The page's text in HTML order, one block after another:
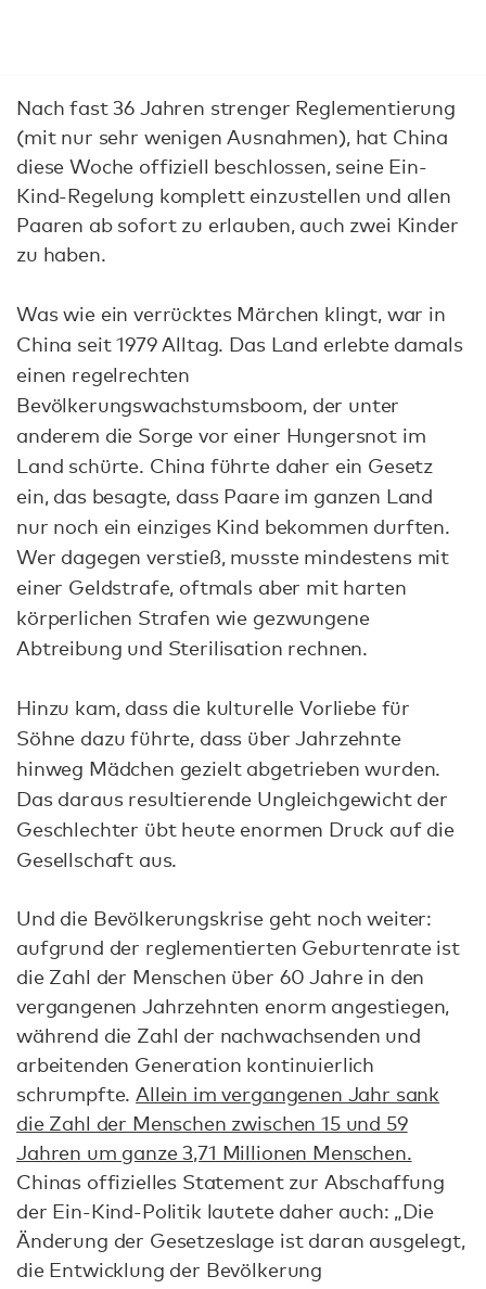
Nach fast 36 Jahren strenger Reglementierung
(mit nur sehr wenigen Ausnahmen), hat China
diese Woche offiziell beschlossen, seine Ein-
Kind-Regelung komplett einzustellen und allen
Paaren ab sofort zu erlauben, auch zwei Kinder
zu haben.
Was wie ein verrücktes Märchen klingt, war in
China seit 1979 Alltag. Das Land erlebte damals
einen regelrechten
Bevölkerungswachstumsboom, der unter
anderem die Sorge vor einer Hungersnot im
Land schürte. China führte daher ein Gesetz
ein, das besagte, dass Paare im ganzen Land
nur noch ein einziges Kind bekommen durften.
Wer dagegen verstieß, musste mindestens mit
einer Geldstrafe, oftmals aber mit harten
körperlichen Strafen wie gezwungene
Abtreibung und Sterilisation rechnen.
Hinzu kam, dass die kulturelle Vorliebe für
Söhne dazu führte, dass über Jahrzehnte
hinweg Mädchen gezielt abgetrieben wurden.
Das daraus resultierende Ungleichgewicht der
Geschlechter übt heute enormen Druck auf die
Gesellschaft aus.
Und die Bevölkerungskrise geht noch weiter:
aufgrund der reglementierten Geburtenrate ist
die Zahl der Menschen über 60 Jahre in den
vergangenen Jahrzehnten enorm angestiegen,
während die Zahl der nachwachsenden und
arbeitenden Generation kontinuierlich
schrumpfte. Allein im vergangenen Jahr sank
die Zahl der Menschen zwischen 15 und 59
Jahren um ganze 3,71 Millionen Menschen.
Chinas offizielles Statement zur Abschaffung
der Ein-Kind-Politik lautete daher auch: „Die
Änderung der Gesetzeslage ist daran ausgelegt,
die Entwicklung der Bevölkerung